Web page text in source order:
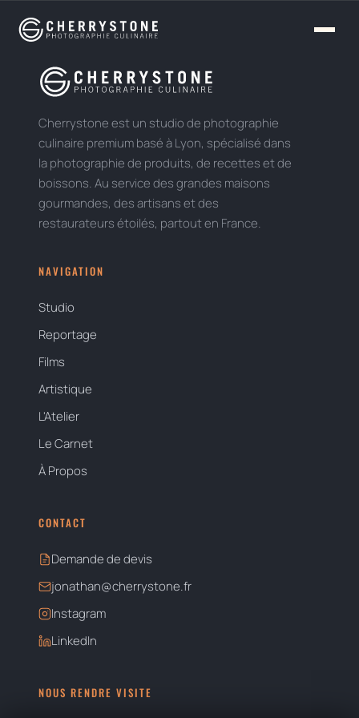
Cherrystone est un studio de photographie
culinaire premium basé à Lyon, spécialisé dans
la photographie de produits, de recettes et de
boissons. Au service des grandes maisons
gourmandes, des artisans et des
restaurateurs étoilés, partout en France.
NAVIGATION
Studio
Reportage
Films
Artistique
L'Atelier
Le Carnet
À Propos
CONTACT
Demande de devis
jonathan@cherrystone.fr
Instagram
LinkedIn
NOUS RENDRE VISITE